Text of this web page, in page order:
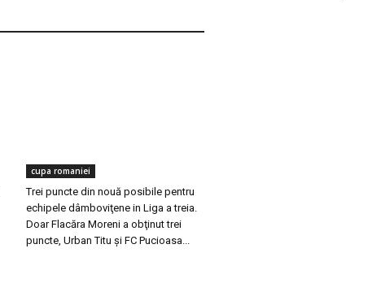
cupa romaniei
Trei puncte din nouă posibile pentru
echipele dâmboviţene in Liga a treia.
Doar Flacăra Moreni a obţinut trei
puncte, Urban Titu şi FC Pucioasa...